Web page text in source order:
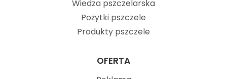
Wiedza pszczelarska
Pożytki pszczele
Produkty pszczele
OFERTA